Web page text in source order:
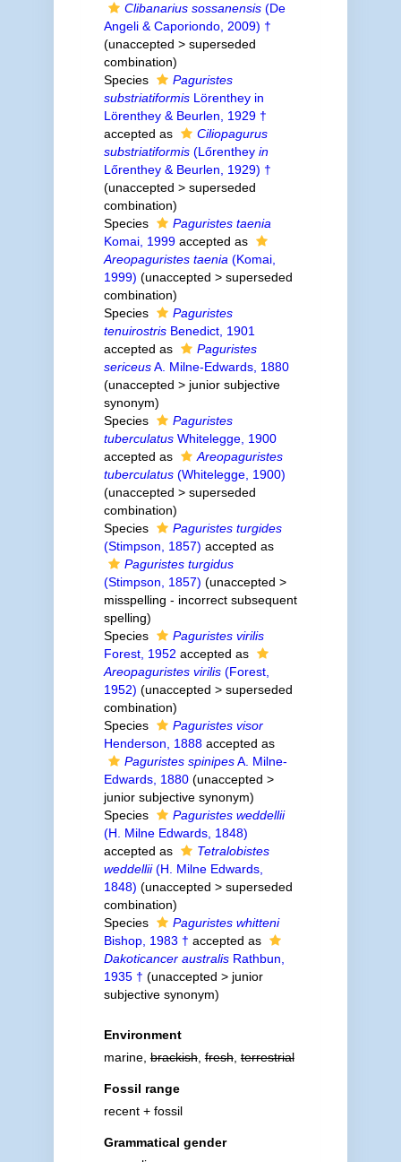
Clibanarius sossanensis(De
Angeli & Caporiondo, 2009) †
(unaccepted > superseded
combination)
Species
Paguristes
substriatiformisLörenthey in
Lörenthey & Beurlen, 1929 †
accepted as
Ciliopagurus
substriatiformis(Lőrenthey in
Lőrenthey & Beurlen, 1929) †
(unaccepted > superseded
combination)
Species
Paguristes taenia
Komai, 1999accepted as
Areopaguristes taenia (Komai,
1999) (unaccepted > superseded
combination)
Species
Paguristes
tenuirostrisBenedict, 1901
accepted as
Paguristes
sericeusA. Milne-Edwards, 1880
(unaccepted > junior subjective
synonym)
Species
Paguristes
tuberculatusWhitelegge, 1900
accepted as
Areopaguristes
tuberculatus(Whitelegge, 1900)
(unaccepted > superseded
combination)
Species
Paguristes turgides
(Stimpson, 1857) accepted as
Paguristes turgidus
(Stimpson, 1857) (unaccepted >
misspelling - incorrect subsequent
spelling)
Species
Paguristes virilis
Forest, 1952 accepted as
Areopaguristes virilis(Forest,
1952) (unaccepted > superseded
combination)
Species
Paguristes visor
Henderson, 1888accepted as
Paguristes spinipesA. Milne-
Edwards, 1880 (unaccepted >
junior subjective synonym)
Species
Paguristes weddellii
(H. Milne Edwards, 1848)
accepted as
Tetralobistes
weddellii(H. Milne Edwards,
1848) (unaccepted > superseded
combination)
Species
Paguristes whitteni
Bishop, 1983 † accepted as
Dakoticancer australisRathbun,
1935 † (unaccepted > junior
subjective synonym)
Environment
marine,brackish,fresh,terrestrial
Fossil range
recent + fossil
Grammatical gender